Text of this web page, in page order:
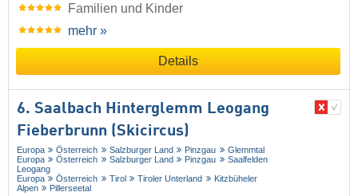
Familien und Kinder
mehr »
Details
6. Saalbach Hinterglemm Leogang
Fieberbrunn (Skicircus)
Europa Österreich Salzburger Land Pinzgau
Glemmtal
Europa
Österreich Salzburger Land Pinzgau
Saalfelden
Leogang
Europa
Österreich Tirol Tiroler Unterland
Kitzbüheler
Alpen
Pillerseetal